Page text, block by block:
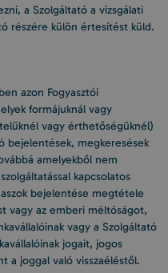
a Szolgáltató a vizsgálati
részére külön értesítést küld.
azon Fogyasztói
formájuknál vagy
vagy érthetőségüknél)
bejelentések, megkeresések
amelyekből nem
kapcsolatos
bejelentése megtétele
vagy az emberi méltóságot,
vagy a Szolgáltató
jogait, jogos
a joggal való visszaéléstől.